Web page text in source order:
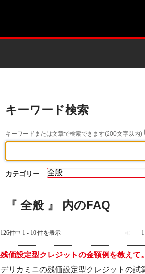
キーワード検索
キーワードまたは文章で検索できます(200文字以内)
カテゴリー
『 全般 』 内のFAQ
126件中 1 - 10 件を表示 ≪
残価設定型クレジットの金額例を教えて
デリカミニの残価設定型クレジットの